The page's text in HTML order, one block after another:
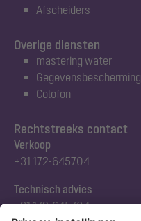
Afscheiders
Rechtstreeks contact
Verkoop
+31 172-645704
Technisch advies
+31 172-645704
Overige diensten
mastering water
Gegevensbescherming
Colofon